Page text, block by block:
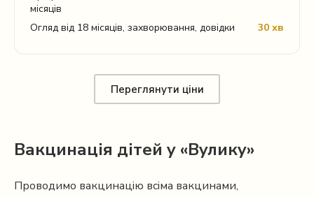
місяців
Огляд від 18 місяців, захворювання, довідки 30 хв
Переглянути ціни
Вакцинація дітей у «Вулику»
Проводимо вакцинацію всіма вакцинами,